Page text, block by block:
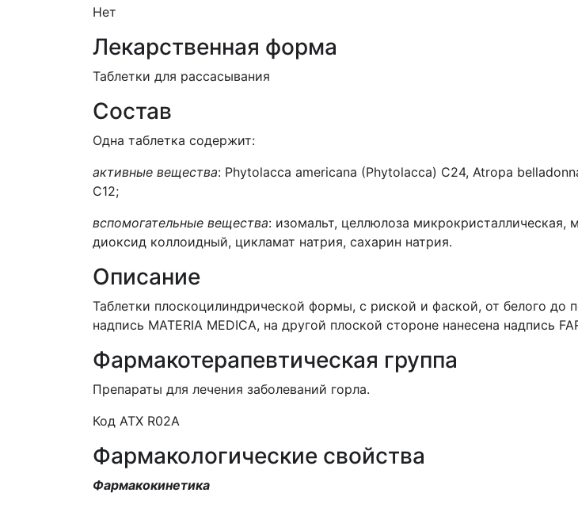
Нет
Лекарственная форма
Таблетки для рассасывания
Состав
Одна таблетка содержит:
активные вещества: Phytolacca americana (Phytolacca) С24, Atropa
C12;
вспомогательные вещества: изомальт, целлюлоза микрокристаллическая,
диоксид коллоидный, цикламат натрия, сахарин натрия.
Описание
Таблетки плоскоцилиндрической формы, с риской и фаской, от белого до
надпись MATERIA MEDICA, на другой плоской стороне нанесена надпись
Фармакотерапевтическая группа
Препараты для лечения заболеваний горла.
Код АТХ R02A
Фармакологические свойства
Фармакокинетика